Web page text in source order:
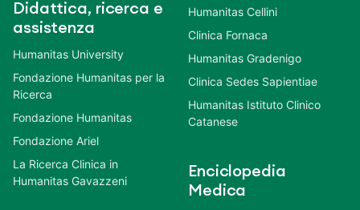
Didattica, ricerca e
assistenza
Humanitas University
Fondazione Humanitas per la
Ricerca
Fondazione Humanitas
Fondazione Ariel
La Ricerca Clinica in
Humanitas Gavazzeni
Humanitas Cellini
Clinica Fornaca
Humanitas Gradenigo
Clinica Sedes Sapientiae
Humanitas Istituto Clinico
Catanese
Enciclopedia
Medica